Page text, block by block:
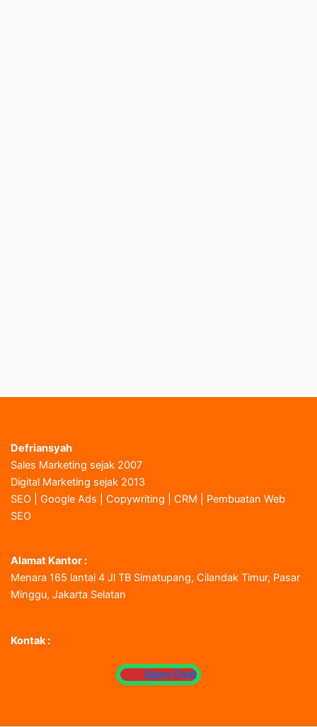
Defriansyah
Sales Marketing sejak 2007
Digital Marketing sejak 2013
SEO | Google Ads | Copywriting | CRM | Pembuatan Web
SEO
Alamat Kantor :
Menara 165 lantai 4 Jl TB Simatupang, Cilandak Timur, Pasar
Minggu, Jakarta Selatan
Kontak :
Open Chat